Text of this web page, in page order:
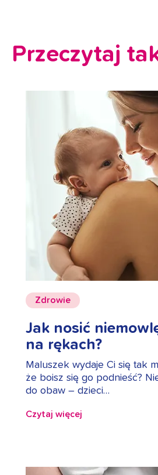
Przeczytaj
Zdrowie
Jak nosić
na rękach?
Maluszek wydaje Ci się tak
że boisz się go podnieść?
do obaw – dzieci…
Czytaj więcej